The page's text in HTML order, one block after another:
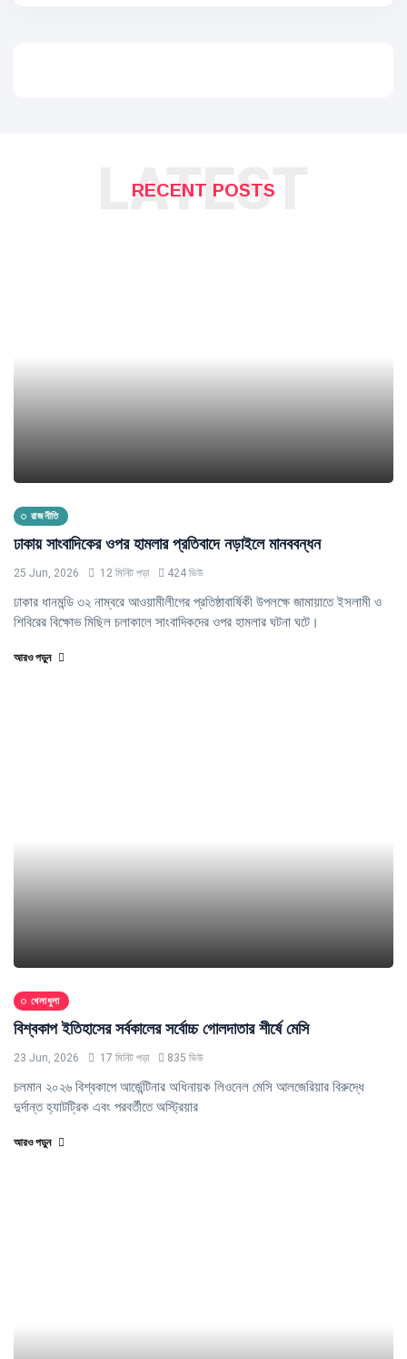
RECENT POSTS
LATEST
রাজনীতি
ঢাকায় সাংবাদিকের ওপর হামলার প্রতিবাদে নড়াইলে মানববন্ধন
25 Jun, 2026 12 মিনিট পড়া 424 ভিউ
ঢাকার ধানমন্ডি ৩২ নাম্বরে আওয়ামীলীগের প্রতিষ্ঠাবার্ষিকী উপলক্ষে জামায়াতে ইসলামী ও
শিবিরের বিক্ষোভ মিছিল চলাকালে সাংবাদিকদের ওপর হামলার ঘটনা ঘটে।
আরও পড়ুন
খেলাধুলা
বিশ্বকাপ ইতিহাসের সর্বকালের সর্বোচ্চ গোলদাতার শীর্ষে মেসি
23 Jun, 2026 17 মিনিট পড়া 835 ভিউ
চলমান ২০২৬ বিশ্বকাপে আর্জেন্টিনার অধিনায়ক লিওনেল মেসি আলজেরিয়ার বিরুদ্ধে
দুর্দান্ত হ্যাটট্রিক এবং পরবর্তীতে অস্ট্রিয়ার
আরও পড়ুন